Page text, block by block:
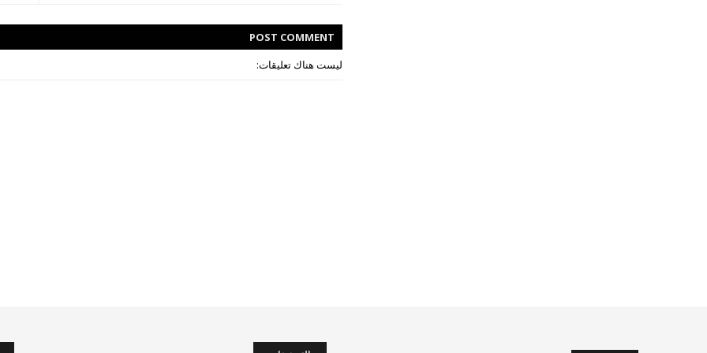
POST COMMENT
ليست هناك تعليقات: